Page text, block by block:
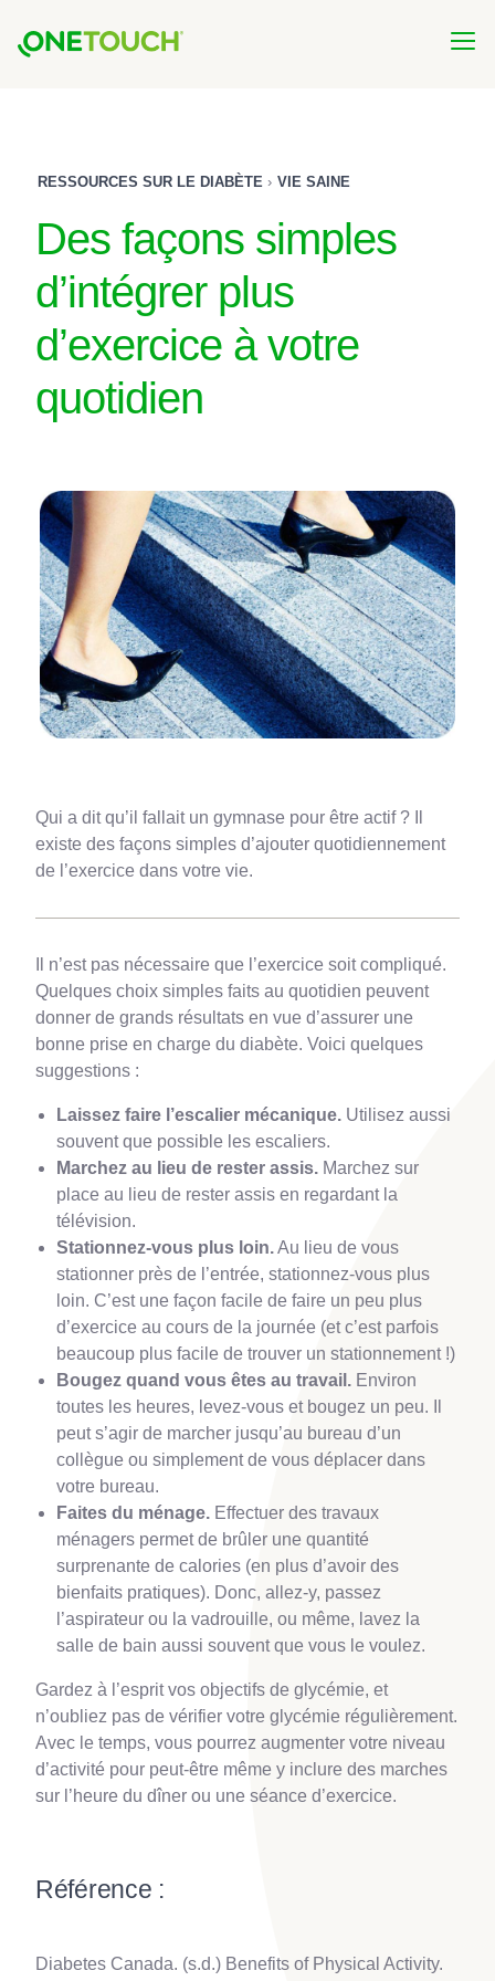
RESSOURCES SUR LE DIABÈTE VIE SAINE
Des façons simples
d’intégrer plus
d’exercice à votre
quotidien
Qui a dit qu’il fallait un gymnase pour être actif ? Il
existe des façons simples d’ajouter quotidiennement
de l’exercice dans votre vie.
Il n’est pas nécessaire que l’exercice soit compliqué.
Quelques choix simples faits au quotidien peuvent
donner de grands résultats en vue d’assurer une
bonne prise en charge du diabète. Voici quelques
suggestions :
Laissez faire l’escalier mécanique. Utilisez aussi
souvent que possible les escaliers.
Marchez au lieu de rester assis. Marchez sur
place au lieu de rester assis en regardant la
télévision.
Stationnez-vous plus loin.Au lieu de vous
stationner près de l’entrée, stationnez-vous plus
loin. C’est une façon facile de faire un peu plus
d’exercice au cours de la journée (et c’est parfois
beaucoup plus facile de trouver un stationnement !)
Bougez quand vous êtes au travail. Environ
toutes les heures, levez-vous et bougez un peu. Il
peut s’agir de marcher jusqu’au bureau d’un
collègue ou simplement de vous déplacer dans
votre bureau.
Faites du ménage. Effectuer des travaux
ménagers permet de brûler une quantité
surprenante de calories (en plus d’avoir des
bienfaits pratiques). Donc, allez-y, passez
l’aspirateur ou la vadrouille, ou même, lavez la
salle de bain aussi souvent que vous le voulez.
Gardez à l’esprit vos objectifs de glycémie, et
n’oubliez pas de vérifier votre glycémie régulièrement.
Avec le temps, vous pourrez augmenter votre niveau
d’activité pour peut-être même y inclure des marches
sur l’heure du dîner ou une séance d’exercice.
Référence :
Diabetes Canada. (s.d.) Benefits of Physical Activity.